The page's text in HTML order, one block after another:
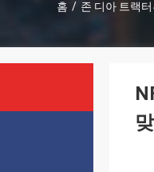
홈 / 존 디아 트랙